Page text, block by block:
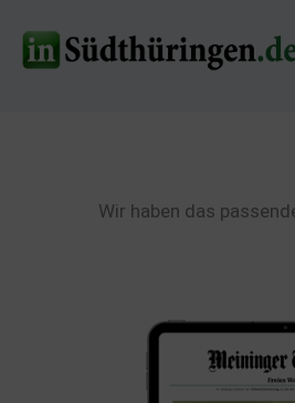
Inhalt
springen
Wir haben das